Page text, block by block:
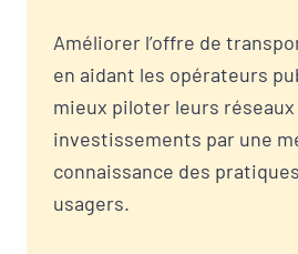
Améliorer l’offre de
en aidant les opérateurs
mieux piloter leurs
investissements par une
connaissance des
usagers.